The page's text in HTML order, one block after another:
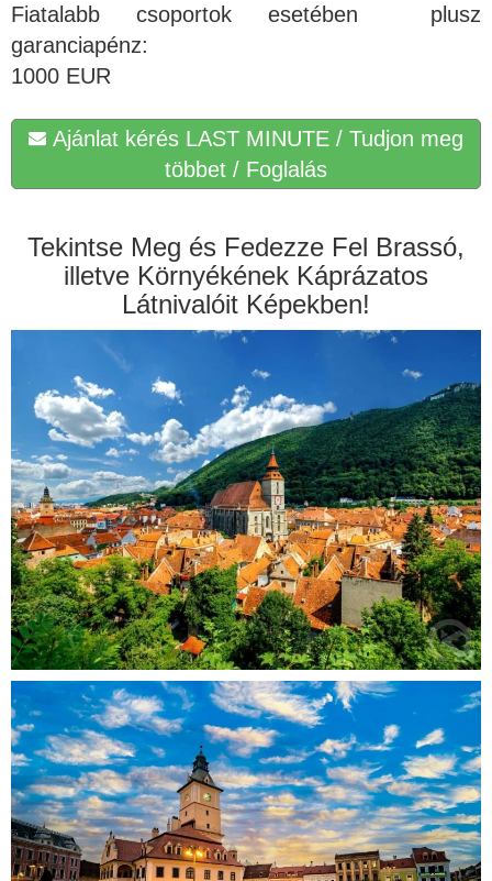
Fiatalabb csoportok esetében plusz
garanciapénz:
1000 EUR
Ajánlat kérés LAST MINUTE / Tudjon meg
többet / Foglalás
Tekintse Meg és Fedezze Fel Brassó,
illetve Környékének Káprázatos
Látnivalóit Képekben!